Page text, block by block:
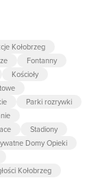
Kołobrzeg
Fontanny
Kościoły
Parki rozrywki
Stadiony
Domy Opieki
Kołobrzeg